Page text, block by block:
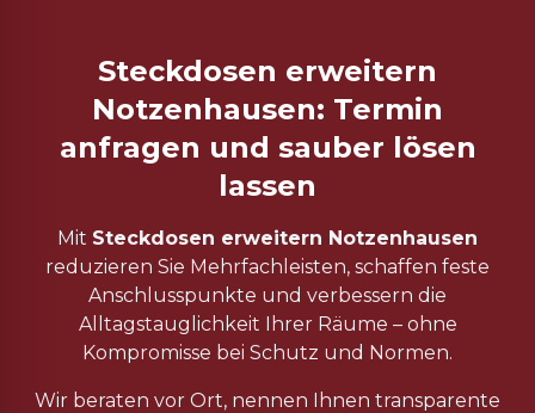
Steckdosen erweitern
Notzenhausen: Termin
anfragen und sauber lösen
lassen
Mit Steckdosen erweitern Notzenhausen
reduzieren Sie Mehrfachleisten, schaffen feste
Anschlusspunkte und verbessern die
Alltagstauglichkeit Ihrer Räume – ohne
Kompromisse bei Schutz und Normen.
Wir beraten vor Ort, nennen Ihnen transparente